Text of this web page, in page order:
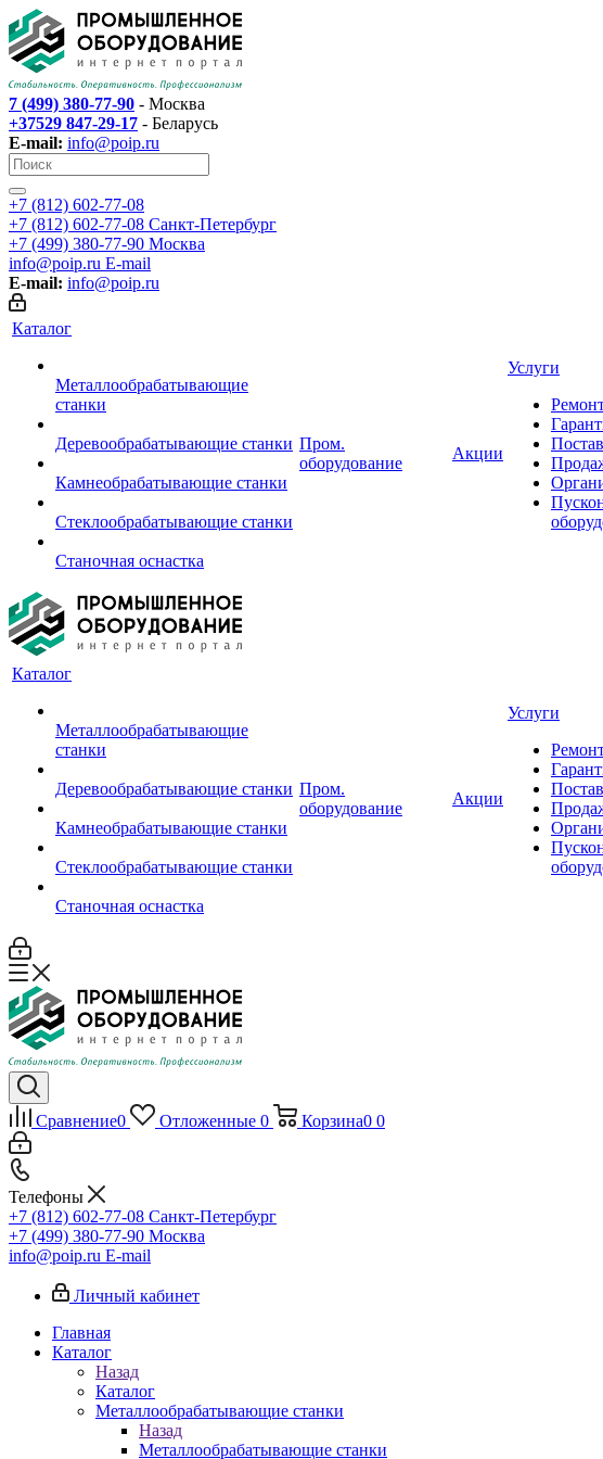
7 (499) 380-77-90 - Москва
+37529 847-29-17 - Беларусь
E-mail: info@poip.ru
+7 (812) 602-77-08
+7 (812) 602-77-08 Санкт-Петербург
+7 (499) 380-77-90 Москва
info@poip.ru E-mail
E-mail: info@poip.ru
Каталог
Металлообрабатывающие
станки
Деревообрабатывающие станки
Камнеобрабатывающие станки
Стеклообрабатывающие станки
Станочная оснастка
Пром.
оборудование
Акции
Услуги
Каталог
Металлообрабатывающие
станки
Деревообрабатывающие станки
Камнеобрабатывающие станки
Стеклообрабатывающие станки
Станочная оснастка
Пром.
оборудование
Акции
Услуги
Сравнение0 Отложенные 0 Корзина0 0
Телефоны
+7 (812) 602-77-08 Санкт-Петербург
+7 (499) 380-77-90 Москва
info@poip.ru E-mail
Личный кабинет
Главная
Каталог
Назад
Каталог
Металлообрабатывающие станки
Назад
Металлообрабатывающие станки